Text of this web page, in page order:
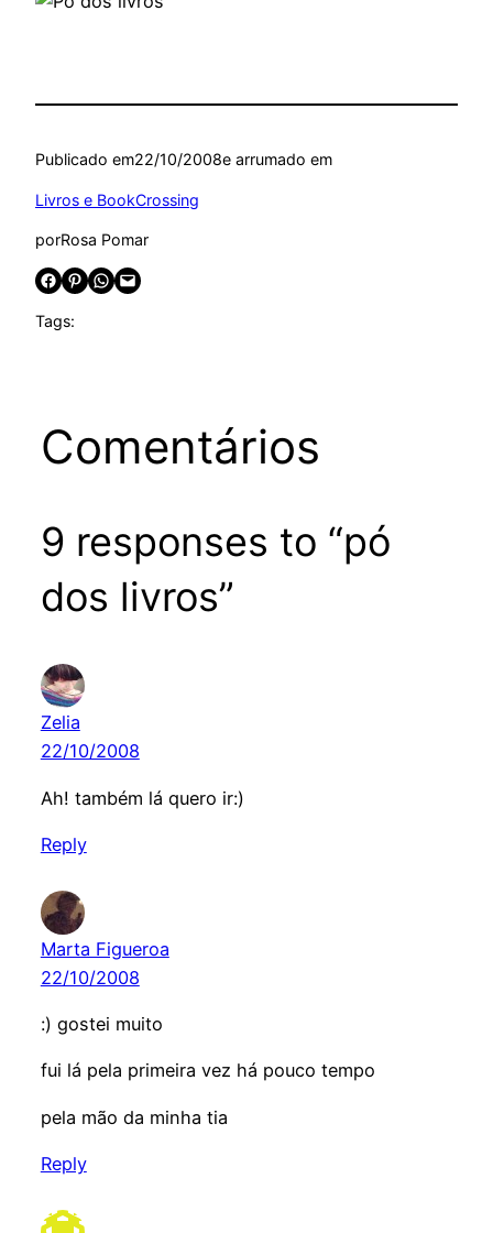
Publicado em22/10/2008e arrumado em
Livros e BookCrossing
porRosa Pomar
Share on Facebook Share on Pinterest Share on WhatsApp Email this Page
Tags:
Comentários
9 responses to “pó
dos livros”
Zelia
22/10/2008
Ah! também lá quero ir:)
Reply
Marta Figueroa
22/10/2008
:) gostei muito
fui lá pela primeira vez há pouco tempo
pela mão da minha tia
Reply